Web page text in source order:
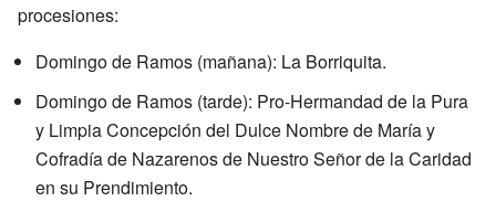
procesiones:
Domingo de Ramos (mañana): La Borriquita.
Domingo de Ramos (tarde): Pro-Hermandad de la Pura
y Limpia Concepción del Dulce Nombre de María y
Cofradía de Nazarenos de Nuestro Señor de la Caridad
en su Prendimiento.